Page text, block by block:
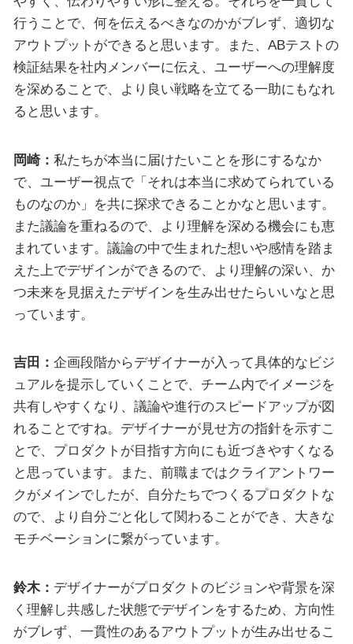
行うことで、何を伝えるべきなのかがブレず、適切な
アウトプットができると思います。また、ABテストの
検証結果を社内メンバーに伝え、ユーザーへの理解度
を深めることで、より良い戦略を立てる一助にもなれ
ると思います。
岡崎： 私たちが本当に届けたいことを形にするなか
で、ユーザー視点で「それは本当に求めてられている
ものなのか」を共に探求できることかなと思います。
また議論を重ねるので、より理解を深める機会にも恵
まれています。議論の中で生まれた想いや感情を踏ま
えた上でデザインができるので、より理解の深い、か
つ未来を見据えたデザインを生み出せたらいいなと思
っています。
吉田： 企画段階からデザイナーが入って具体的なビジ
ュアルを提示していくことで、チーム内でイメージを
共有しやすくなり、議論や進行のスピードアップが図
れることですね。デザイナーが見せ方の指針を示すこ
とで、プロダクトが目指す方向にも近づきやすくなる
と思っています。また、前職まではクライアントワー
クがメインでしたが、自分たちでつくるプロダクトな
ので、より自分ごと化して関わることができ、大きな
モチベーションに繋がっています。
鈴木： デザイナーがプロダクトのビジョンや背景を深
く理解し共感した状態でデザインをするため、方向性
がブレず、一貫性のあるアウトプットが生み出せるこ